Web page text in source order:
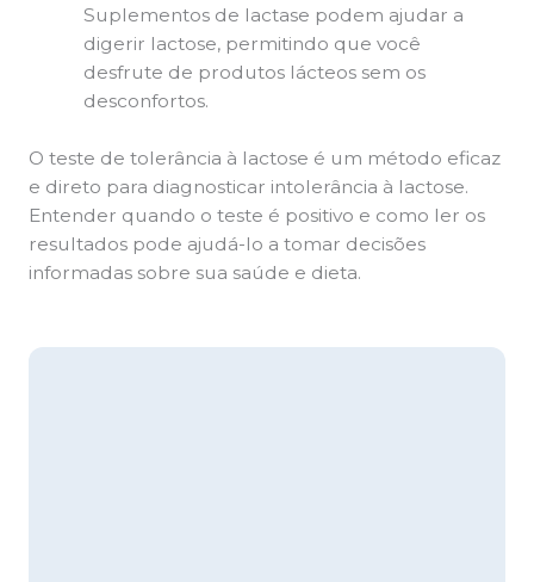
Suplementos de lactase podem ajudar a
digerir lactose, permitindo que você
desfrute de produtos lácteos sem os
desconfortos.
O teste de tolerância à lactose é um método eficaz
e direto para diagnosticar intolerância à lactose.
Entender quando o teste é positivo e como ler os
resultados pode ajudá-lo a tomar decisões
informadas sobre sua saúde e dieta.